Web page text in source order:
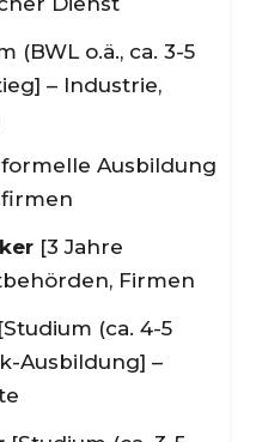
(BWL o.ä., ca. 3-5
– Industrie,
Ausbildung
[3 Jahre
Firmen
(ca. 4-5
Ausbildung] –